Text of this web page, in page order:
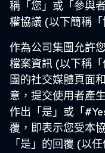
稱「您」或「參與
權協議 (以下簡稱「
作為公司集團允許
檔案資訊 (以下稱
團的社交媒體頁面
意，提交使用者產
作出「是」或「
覆，即表示您受本
「是」的回覆 (以